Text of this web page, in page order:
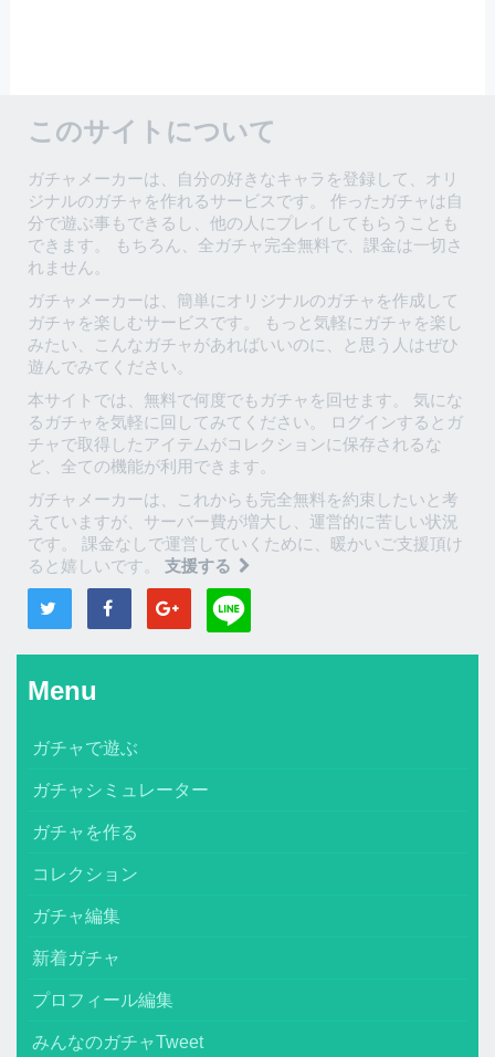
このサイトについて
ガチャメーカーは、自分の好きなキャラを登録して、オリ
ジナルのガチャを作れるサービスです。 作ったガチャは自
分で遊ぶ事もできるし、他の人にプレイしてもらうことも
できます。 もちろん、全ガチャ完全無料で、課金は一切さ
れません。
ガチャメーカーは、簡単にオリジナルのガチャを作成して
ガチャを楽しむサービスです。 もっと気軽にガチャを楽し
みたい、こんなガチャがあればいいのに、と思う人はぜひ
遊んでみてください。
本サイトでは、無料で何度でもガチャを回せます。 気にな
るガチャを気軽に回してみてください。 ログインするとガ
チャで取得したアイテムがコレクションに保存されるな
ど、全ての機能が利用できます。
ガチャメーカーは、これからも完全無料を約束したいと考
えていますが、サーバー費が増大し、運営的に苦しい状況
です。 課金なしで運営していくために、暖かいご支援頂け
ると嬉しいです。 支援する
Menu
ガチャで遊ぶ
ガチャシミュレーター
ガチャを作る
コレクション
ガチャ編集
新着ガチャ
プロフィール編集
みんなのガチャTweet